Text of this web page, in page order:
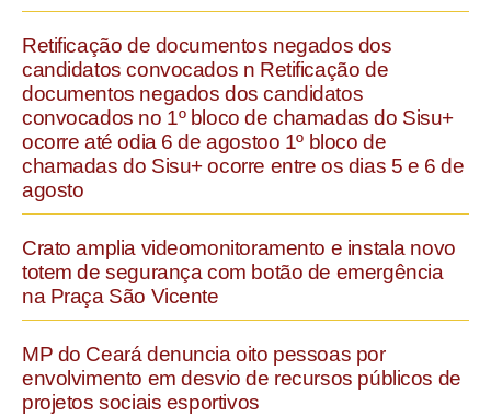
Retificação de documentos negados dos
candidatos convocados n Retificação de
documentos negados dos candidatos
convocados no 1º bloco de chamadas do Sisu+
ocorre até odia 6 de agostoo 1º bloco de
chamadas do Sisu+ ocorre entre os dias 5 e 6 de
agosto
Crato amplia videomonitoramento e instala novo
totem de segurança com botão de emergência
na Praça São Vicente
MP do Ceará denuncia oito pessoas por
envolvimento em desvio de recursos públicos de
projetos sociais esportivos